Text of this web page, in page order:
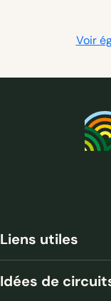
sur le delta et
demandesVoir
Liens utiles
Idées de